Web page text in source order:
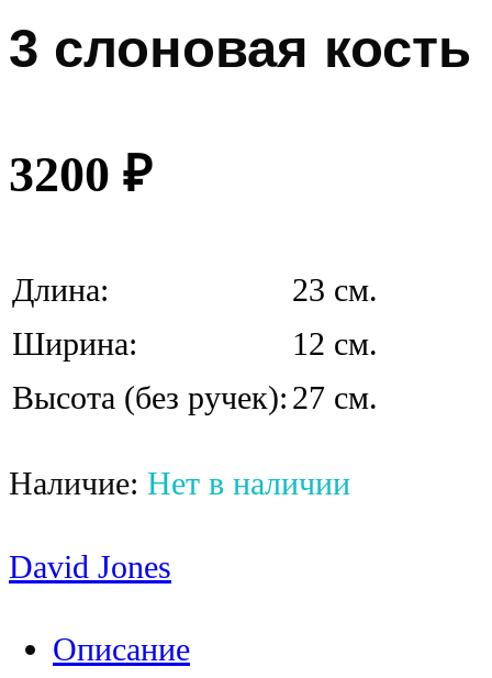
3 слоновая кость
3200 ₽
Длина:
23 см.
Ширина:
12 см.
Высота (без ручек): 27 см.
Наличие: Нет в наличии
David Jones
Описание